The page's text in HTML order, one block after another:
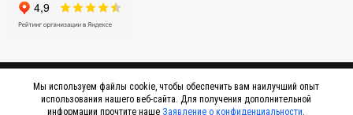
Мы используем файлы cookie, чтобы обеспечить вам наилучший опыт
использования нашего веб-сайта. Для получения дополнительной
информации прочтите наше Заявление о конфиденциальности.